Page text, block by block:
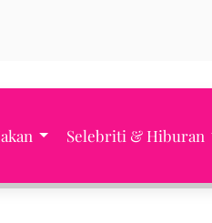
Selebriti & Hiburan